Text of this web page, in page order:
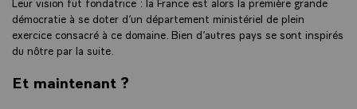
démocratie à se doter d’un département ministériel de plein
exercice consacré à ce domaine. Bien d’autres pays se sont inspirés
du nôtre par la suite.
Et maintenant ?